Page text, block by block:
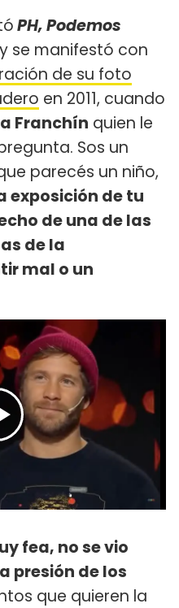
PH, Podemos
se manifestó con
de su foto
en 2011, cuando
Franchín quien le
Sos un
parecés un niño,
exposición de tu
de una de las
de la
mal o un
fea, no se vio
presión de los
que quieren la